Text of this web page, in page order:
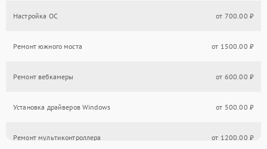
Настройка ОС от 700.00 ₽
Ремонт южного моста от 1500.00 ₽
Ремонт вебкамеры от 600.00 ₽
Установка драйверов Windows от 500.00 ₽
Ремонт мультиконтроллера от 1200.00 ₽